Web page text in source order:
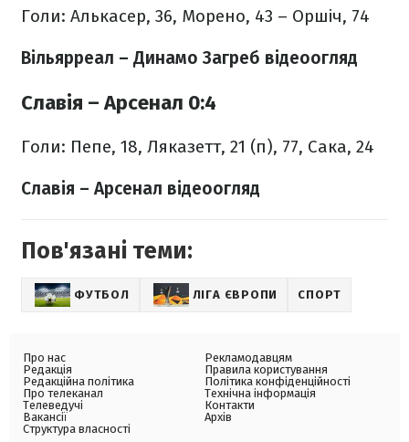
Голи: Алькасер, 36, Морено, 43 – Оршіч, 74
Вільярреал – Динамо Загреб відеоогляд
Славія – Арсенал 0:4
Голи: Пепе, 18, Ляказетт, 21 (п), 77, Сака, 24
Славія – Арсенал відеоогляд
Пов'язані теми:
ФУТБОЛ ЛІГА ЄВРОПИ СПОРТ
Про нас
Редакція
Редакційна політика
Про телеканал
Телеведучі
Вакансії
Структура власності
Рекламодавцям
Правила користування
Політика конфіденційності
Технічна інформація
Контакти
Архів